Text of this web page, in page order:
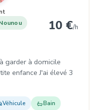
Mans 10 €/h
garder à domicile
enfance J'ai élevé 3
Véhicule
Bain